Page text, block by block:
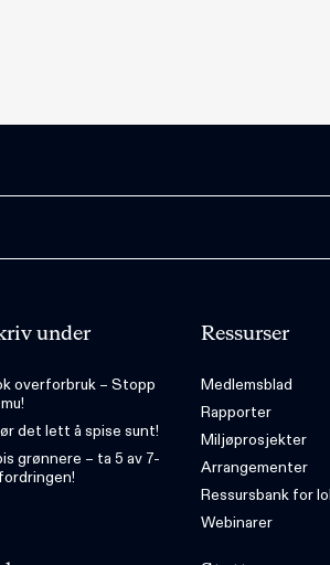
under
overforbruk – Stopp
det lett å spise sunt!
grønnere – ta 5 av 7-
Ressurser
Medlemsblad
Rapporter
Miljøprosjekter
Arrangementer
Ressursbank for
Webinarer